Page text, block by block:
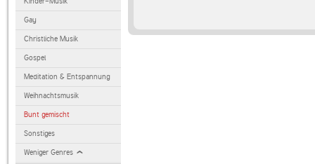
Gay
Christliche Musik
Gospel
Meditation & Entspannung
Weihnachtsmusik
Bunt gemischt
Sonstiges
Weniger Genres